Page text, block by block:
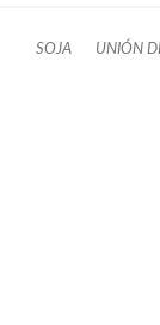
SOJA UNIÓN